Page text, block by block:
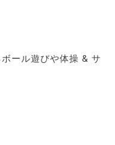
ール遊びや体操 & サ